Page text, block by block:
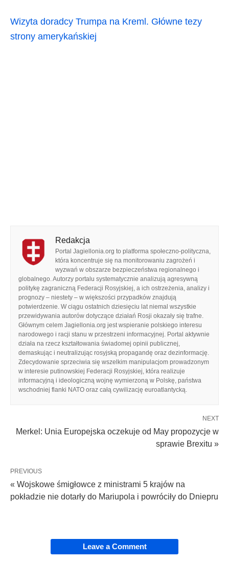
Wizyta doradcy Trumpa na Kreml. Główne tezy
strony amerykańskiej
Redakcja
Portal Jagiellonia.org to platforma społeczno-polityczna,
która koncentruje się na monitorowaniu zagrożeń i
wyzwań w obszarze bezpieczeństwa regionalnego i
globalnego. Autorzy portalu systematycznie analizują agresywną
politykę zagraniczną Federacji Rosyjskiej, a ich ostrzeżenia, analizy i
prognozy – niestety – w większości przypadków znajdują
potwierdzenie. W ciągu ostatnich dziesięciu lat niemal wszystkie
przewidywania autorów dotyczące działań Rosji okazały się trafne.
Głównym celem Jagiellonia.org jest wspieranie polskiego interesu
narodowego i racji stanu w przestrzeni informacyjnej. Portal aktywnie
działa na rzecz kształtowania świadomej opinii publicznej,
demaskując i neutralizując rosyjską propagandę oraz dezinformację.
Zdecydowanie sprzeciwia się wszelkim manipulacjom prowadzonym
w interesie putinowskiej Federacji Rosyjskiej, która realizuje
informacyjną i ideologiczną wojnę wymierzoną w Polskę, państwa
wschodniej flanki NATO oraz całą cywilizację euroatlantycką.
NEXT
Merkel: Unia Europejska oczekuje od May propozycje w
sprawie Brexitu »
PREVIOUS
« Wojskowe śmigłowce z ministrami 5 krajów na
pokładzie nie dotarły do Mariupola i powróciły do Dniepru
Leave a Comment